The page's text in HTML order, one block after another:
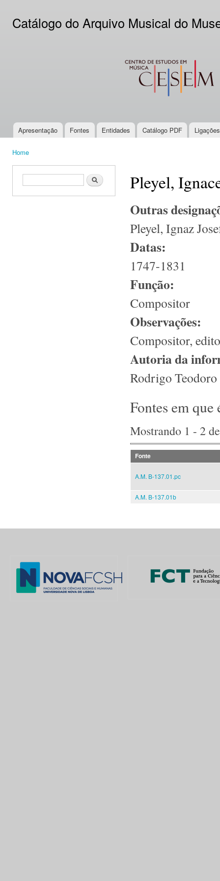
Catálogo do Arquivo Musical do
CESEM
Main menu
Apresentação Fontes Entidades Catálogo PDF
Home
Search form Search Pleyel,
Outras
Pleyel, Ignaz
Datas:
1747-1831
Função:
Compositor
Observações:
Compositor,
Autoria da
Rodrigo Teodoro
Fontes em que
Mostrando 1 - 2
Fonte
A.M. B-137.01.pc
A.M. B-137.01b